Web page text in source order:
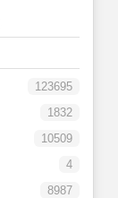
123695
1832
10509
4
8987